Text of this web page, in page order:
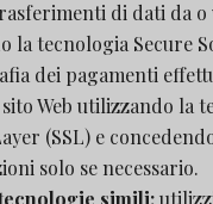
di dati da o
la tecnologia Secure
dei pagamenti
Web utilizzando la
(SSL) e
solo se necessario.
simili: